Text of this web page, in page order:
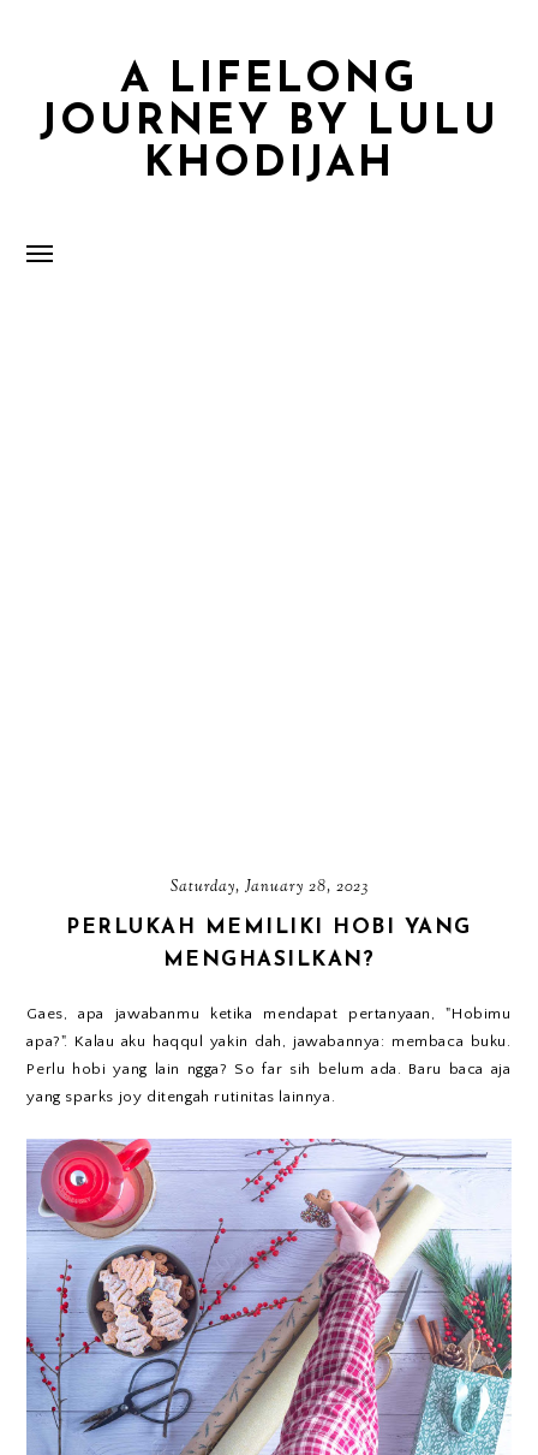
A LIFELONG
JOURNEY BY LULU
KHODIJAH
Saturday, January 28, 2023
PERLUKAH MEMILIKI HOBI YANG
MENGHASILKAN?
Gaes, apa jawabanmu ketika mendapat pertanyaan, "Hobimu
apa?". Kalau aku haqqul yakin dah, jawabannya: membaca buku.
Perlu hobi yang lain ngga? So far sih belum ada. Baru baca aja
yang sparks joy ditengah rutinitas lainnya.